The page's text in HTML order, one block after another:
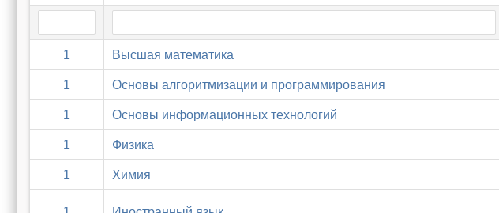
1 Высшая математика
1 Основы алгоритмизации и программирования
1 Основы информационных технологий
1 Физика
1 Химия